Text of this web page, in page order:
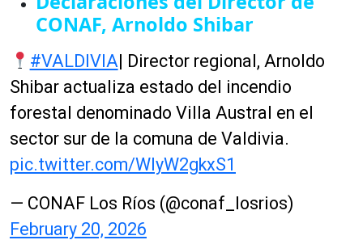
CONAF, Arnoldo Shibar
#VALDIVIA| Director regional, Arnoldo
Shibar actualiza estado del incendio
forestal denominado Villa Austral en el
sector sur de la comuna de Valdivia.
pic.twitter.com/WIyW2gkxS1
— CONAF Los Ríos (@conaf_losrios)
February 20, 2026